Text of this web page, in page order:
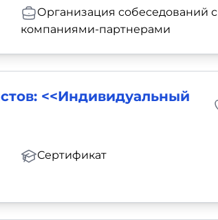
Организация собеседований с
компаниями-партнерами
<<Индивидуальный
Сертификат